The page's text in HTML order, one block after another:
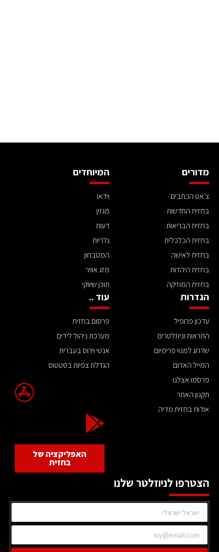
מדורים
צ'אט הכתבים
בחזית החדשות
בחזית הבריאות
בחזית הכלכלית
בחזית לאישה
בחזית היהדות
בחזית המוזיקה
המיוחדים
וידאו
מגזין
דעות
גלריות
המטבחון
מזג אוויר
תוכן שיווקי
הגדרות
עדכון פרופיל
התראות וניוזלטרים
שדרוג למנוי פרימיום
המייל האדום
פרסמו אצלנו
תקנון האתר
אודות בחזית מדיה
עוד ..
פרסום בחזית
מערכת ניהול לידים
אנטי וירוס בעברית
הגדלת צפיות בסטטוס
האפליקציה של
בחזית
הצטרפו לניוזלטר שלנו